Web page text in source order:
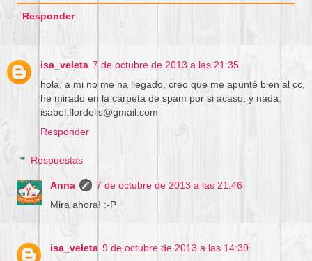
Responder
isa_veleta 7 de octubre de 2013 a las 21:35
hola, a mi no me ha llegado, creo que me apunté bien al cc,
he mirado en la carpeta de spam por si acaso, y nada.
isabel.flordelis@gmail.com
Responder
Respuestas
Anna
7 de octubre de 2013 a las 21:46
Mira ahora! :-P
isa_veleta 9 de octubre de 2013 a las 14:39